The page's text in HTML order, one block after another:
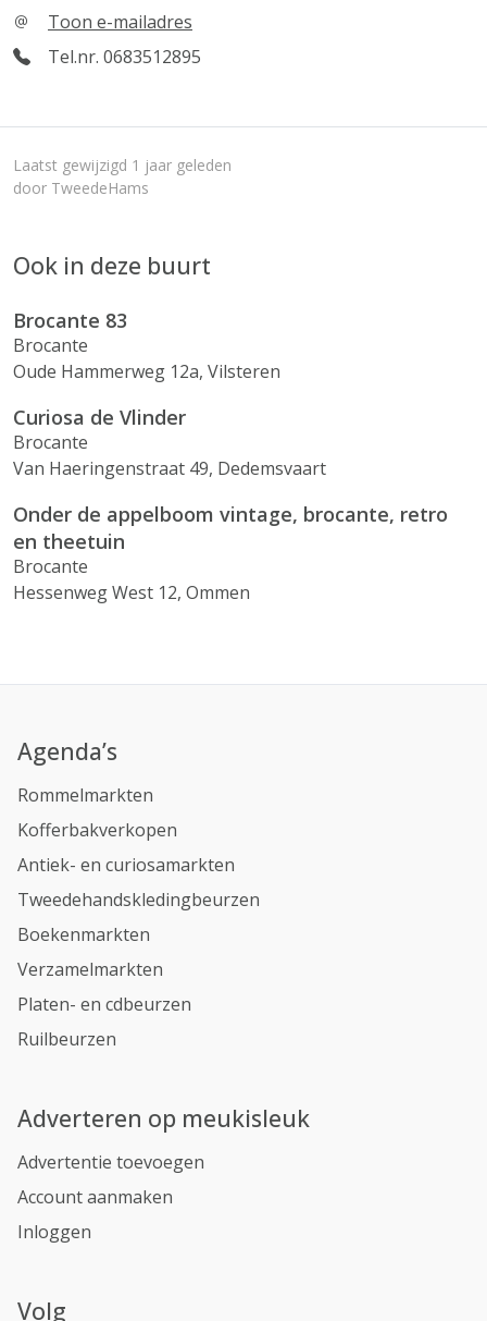
Toon e-mailadres
Tel.nr. 0683512895
Laatst gewijzigd 1 jaar geleden
door TweedeHams
Ook in deze buurt
Brocante 83
Brocante
Oude Hammerweg 12a, Vilsteren
Curiosa de Vlinder
Brocante
Van Haeringenstraat 49, Dedemsvaart
Onder de appelboom vintage, brocante, retro
en theetuin
Brocante
Hessenweg West 12, Ommen
Agenda’s
Rommelmarkten
Kofferbakverkopen
Antiek- en curiosamarkten
Tweedehandskledingbeurzen
Boekenmarkten
Verzamelmarkten
Platen- en cdbeurzen
Ruilbeurzen
Adverteren op meukisleuk
Advertentie toevoegen
Account aanmaken
Inloggen
Volg